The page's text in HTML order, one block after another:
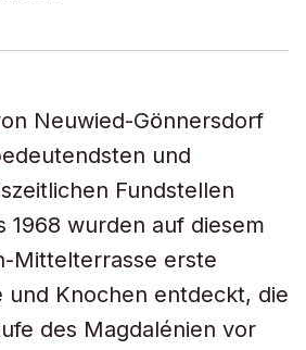
Neuwied-Gönnersdorf
und
Fundstellen
1968 wurden auf diesem
Mittelterrasse erste
und Knochen entdeckt, die
des Magdalénien vor